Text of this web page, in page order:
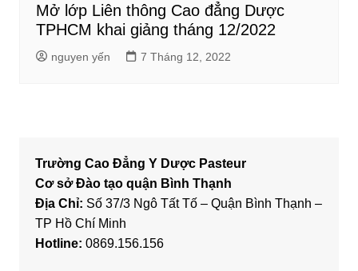
Mở lớp Liên thông Cao đẳng Dược
TPHCM khai giảng tháng 12/2022
nguyen yến 7 Tháng 12, 2022
Trường Cao Đẳng Y Dược Pasteur
Cơ sở Đào tạo quận Bình Thạnh
Địa Chỉ: Số 37/3 Ngô Tất Tố – Quận Bình Thạnh –
TP Hồ Chí Minh
Hotline: 0869.156.156